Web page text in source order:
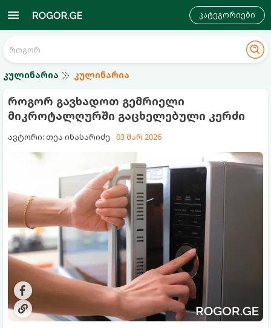
კატეგორიები
კულინარია კულინარია
როგორ გავხადოთ გემრიელი
მიკროტალღურში გაცხელებული კერძი
ავტორი: თეა ინასარიძე 03 მარ 2026